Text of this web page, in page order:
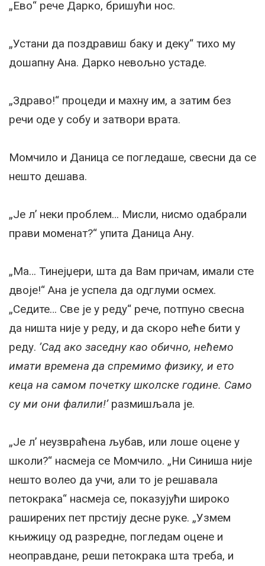
„Ево“ рече Дарко, бришући нос.
„Устани да поздравиш баку и деку“ тихо му
дошапну Ана. Дарко невољно устаде.
„Здраво!“ процеди и махну им, а затим без
речи оде у собу и затвори врата.
Момчило и Даница се погледаше, свесни да се
нешто дешава.
„Је л’ неки проблем… Мисли, нисмо одабрали
прави моменат?“ упита Даница Ану.
„Ма… Тинејџери, шта да Вам причам, имали сте
двоје!“ Ана је успела да одглуми осмех.
„Седите… Све је у реду“ рече, потпуно свесна
да ништа није у реду, и да скоро неће бити у
реду. ’Сад ако заседну као обично, нећемо
имати времена да спремимо физику, и ето
кеца на самом почетку школске године. Само
су ми они фалили!’размишљала је.
„Је л’ неузвраћена љубав, или лоше оцене у
школи?“ насмеја се Момчило. „Ни Синиша није
нешто волео да учи, али то је решавала
петокрака“ насмеја се, показујући широко
раширених пет прстију десне руке. „Узмем
књижицу од разредне, погледам оцене и
неоправдане, реши петокрака шта треба, и